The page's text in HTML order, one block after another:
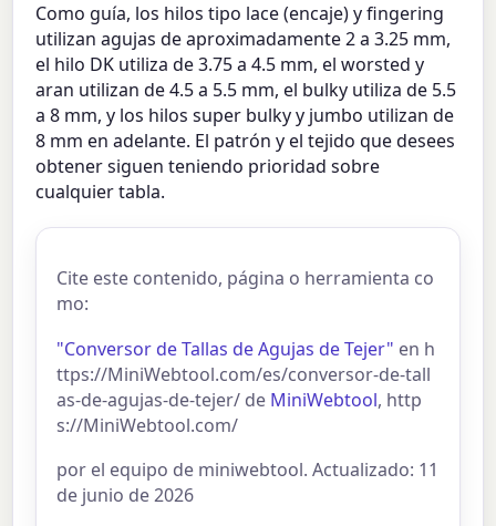
Como guía, los hilos tipo lace (encaje) y fingering
utilizan agujas de aproximadamente 2 a 3.25 mm,
el hilo DK utiliza de 3.75 a 4.5 mm, el worsted y
aran utilizan de 4.5 a 5.5 mm, el bulky utiliza de 5.5
a 8 mm, y los hilos super bulky y jumbo utilizan de
8 mm en adelante. El patrón y el tejido que desees
obtener siguen teniendo prioridad sobre
cualquier tabla.
Cite este contenido, página o herramienta co
mo:
"Conversor de Tallas de Agujas de Tejer" en h
ttps://MiniWebtool.com/es/conversor-de-tall
as-de-agujas-de-tejer/ de MiniWebtool, http
s://MiniWebtool.com/
por el equipo de miniwebtool. Actualizado: 11
de junio de 2026